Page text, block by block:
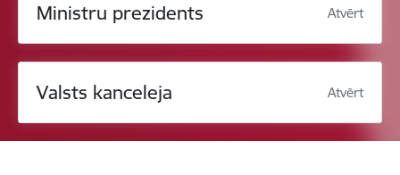
Ministru prezidents Atvērt
Valsts kanceleja Atvērt